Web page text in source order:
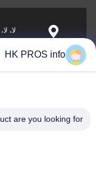
البريد
الإلكتروني
HK PROS info
are you looking for?